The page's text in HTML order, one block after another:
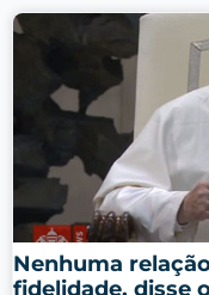
Nenhuma
fidelidade, disse